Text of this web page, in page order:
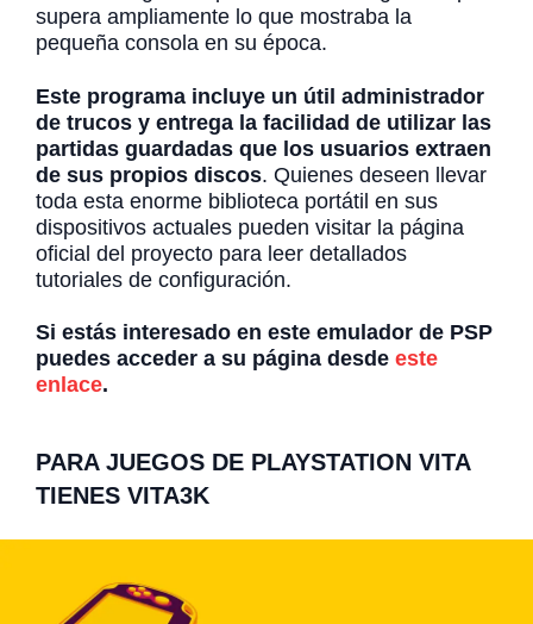
supera ampliamente lo que mostraba la
pequeña consola en su época.
Este programa incluye un útil administrador
de trucos y entrega la facilidad de utilizar las
partidas guardadas que los usuarios extraen
de sus propios discos. Quienes deseen llevar
toda esta enorme biblioteca portátil en sus
dispositivos actuales pueden visitar la página
oficial del proyecto para leer detallados
tutoriales de configuración.
Si estás interesado en este emulador de PSP
puedes acceder a su página desde este
enlace.
PARA JUEGOS DE PLAYSTATION VITA
TIENES VITA3K